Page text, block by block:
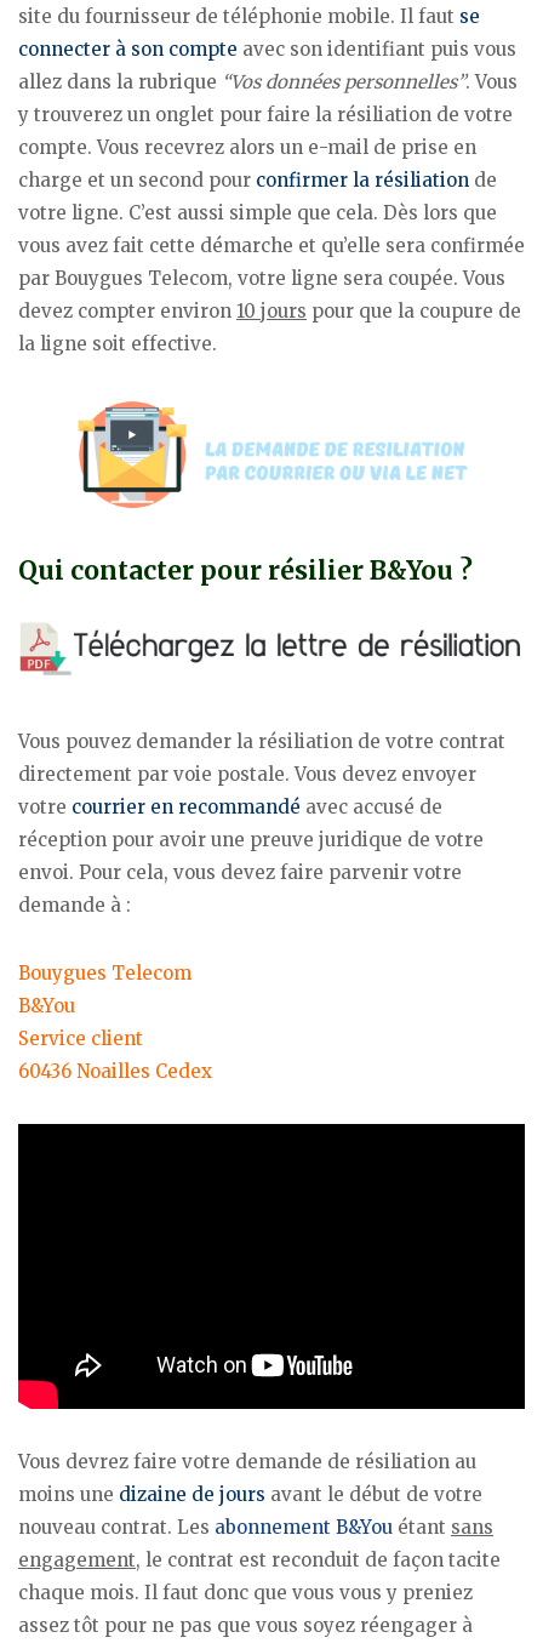
site du fournisseur de téléphonie mobile. Il faut se
connecter à son compte avec son identifiant puis vous
allez dans la rubrique “Vos données personnelles”. Vous
y trouverez un onglet pour faire la résiliation de votre
compte. Vous recevrez alors un e-mail de prise en
charge et un second pour confirmer la résiliation de
votre ligne. C’est aussi simple que cela. Dès lors que
vous avez fait cette démarche et qu’elle sera confirmée
par Bouygues Telecom, votre ligne sera coupée. Vous
devez compter environ 10 jours pour que la coupure de
la ligne soit effective.
Qui contacter pour résilier B&You ?
Vous pouvez demander la résiliation de votre contrat
directement par voie postale. Vous devez envoyer
votre courrier en recommandé avec accusé de
réception pour avoir une preuve juridique de votre
envoi. Pour cela, vous devez faire parvenir votre
demande à :
Bouygues Telecom
B&You
Service client
60436 Noailles Cedex
Vous devrez faire votre demande de résiliation au
moins une dizaine de jours avant le début de votre
nouveau contrat. Les abonnement B&You étant sans
engagement, le contrat est reconduit de façon tacite
chaque mois. Il faut donc que vous vous y preniez
assez tôt pour ne pas que vous soyez réengager à